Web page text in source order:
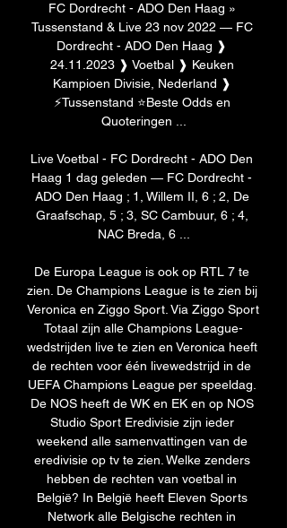
FC Dordrecht - ADO Den Haag »
Tussenstand & Live 23 nov 2022 — FC
Dordrecht - ADO Den Haag ❱
24.11.2023 ❱ Voetbal ❱ Keuken
Kampioen Divisie, Nederland ❱
⚡Tussenstand ⭐Beste Odds en
Quoteringen ...
Live Voetbal - FC Dordrecht - ADO Den
Haag 1 dag geleden — FC Dordrecht -
ADO Den Haag ; 1, Willem II, 6 ; 2, De
Graafschap, 5 ; 3, SC Cambuur, 6 ; 4,
NAC Breda, 6 ...
De Europa League is ook op RTL 7 te
zien. De Champions League is te zien bij
Veronica en Ziggo Sport. Via Ziggo Sport
Totaal zijn alle Champions League-
wedstrijden live te zien en Veronica heeft
de rechten voor één livewedstrijd in de
UEFA Champions League per speeldag.
De NOS heeft de WK en EK en op NOS
Studio Sport Eredivisie zijn ieder
weekend alle samenvattingen van de
eredivisie op tv te zien. Welke zenders
hebben de rechten van voetbal in
België? In België heeft Eleven Sports
Network alle Belgische rechten in